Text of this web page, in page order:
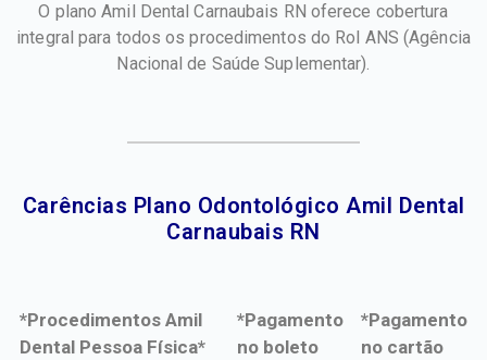
O plano Amil Dental Carnaubais RN oferece cobertura
integral para todos os procedimentos do Rol ANS (Agência
Nacional de Saúde Suplementar).
Carências Plano Odontológico Amil Dental
Carnaubais RN​
*Procedimentos Amil
Dental Pessoa Física*
*Pagamento
no boleto
*Pagamento
no cartão